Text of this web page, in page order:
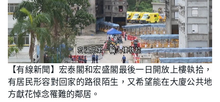
U
n
m
t
e
L
o
a
d
e
d
:
1
【有線新聞】宏泰閣和宏盛閣最後一日開放上樓執拾，
有居民形容對回家的路很陌生，又希望能在大廈公共地
方獻花悼念罹難的鄰居。